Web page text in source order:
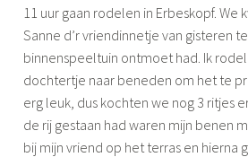
11 uur gaan rodelen in Erbeskopf. We
Sanne d’r vriendinnetje van gisteren
binnenspeeltuin ontmoet had. Ik
dochtertje naar beneden om het te
erg leuk, dus kochten we nog 3 ritjes
de rij gestaan had waren mijn benen
bij mijn vriend op het terras en hierna